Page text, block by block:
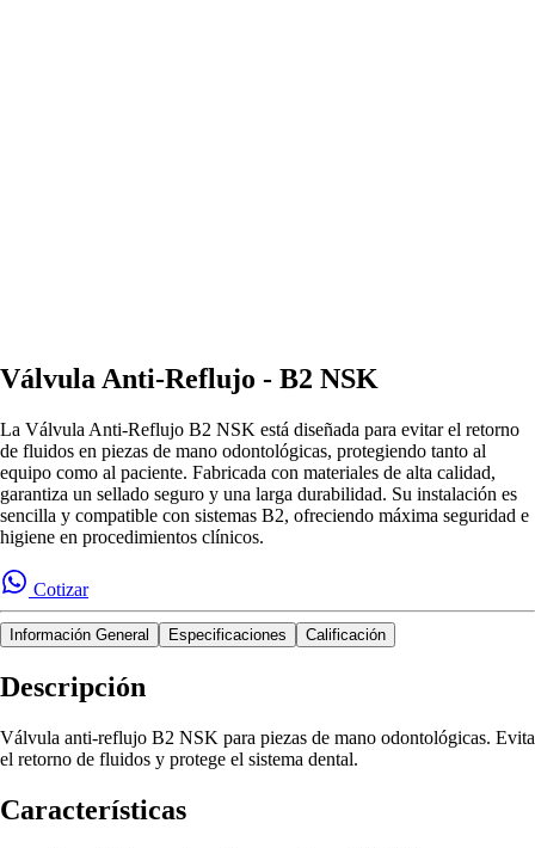
Válvula Anti-Reflujo - B2 NSK
La Válvula Anti-Reflujo B2 NSK está diseñada para evitar el retorno
de fluidos en piezas de mano odontológicas, protegiendo tanto al
equipo como al paciente. Fabricada con materiales de alta calidad,
garantiza un sellado seguro y una larga durabilidad. Su instalación es
sencilla y compatible con sistemas B2, ofreciendo máxima seguridad e
higiene en procedimientos clínicos.
Cotizar
Información General Especificaciones Calificación
Descripción
Válvula anti-reflujo B2 NSK para piezas de mano odontológicas. Evita
el retorno de fluidos y protege el sistema dental.
Características